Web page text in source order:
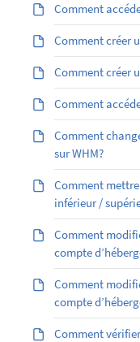
Comment
Comment créer
Comment créer
Comment
Comment
sur WHM?
Comment
inférieur /
Comment
compte
Comment
compte
Comment